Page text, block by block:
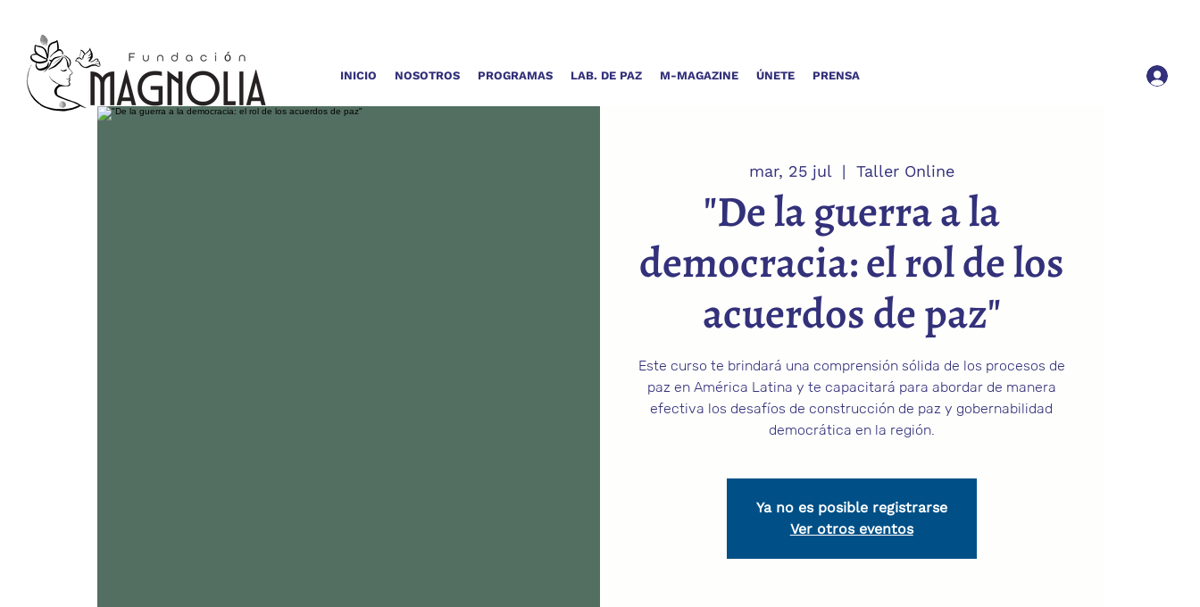
INICIO NOSOTROS PROGRAMAS LAB. DE PAZ M-MAGAZINE ÚNETE PRENSA
mar, 25 jul
  |
Taller Online
"De la guerra a la
democracia: el rol de los
acuerdos de paz"
Este curso te brindará una comprensión sólida de los procesos de
paz en América Latina y te capacitará para abordar de manera
efectiva los desafíos de construcción de paz y gobernabilidad
democrática en la región.
Ya no es posible registrarse
Ver otros eventos